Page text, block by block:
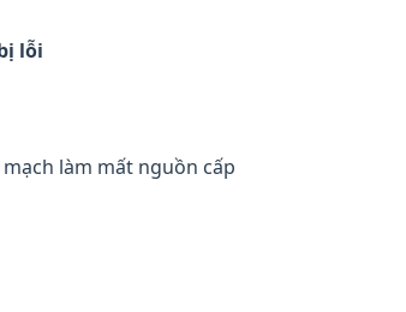
lỗi
làm mất nguồn cấp